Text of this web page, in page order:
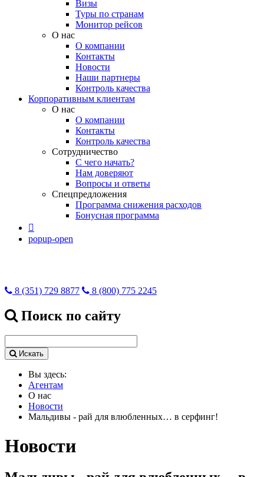
Визы
Туры по странам
Монитор рейсов
О нас
О компании
Контакты
Новости
Наши партнеры
Контроль качества
Корпоративным клиентам
О нас
О компании
Контакты
Контроль качества
Сотрудничество
С чего начать?
Нам доверяют
Вопросы и ответы
Спецпредложения
Программа снижения расходов
Бонусная программа

popup-open
8 (351) 729 8877 8 (800) 775 2245
Поиск по сайту
Искать
Вы здесь:
Агентам
О нас
Новости
Мальдивы - рай для влюбленных… в серфинг!
Новости